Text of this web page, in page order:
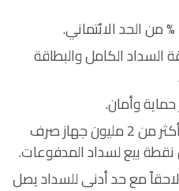
السداد الكامل والبطاقة
وأمان.
قبول عالمي للبطاقة مع أكثر من 2 مليون جهاز صرف
مع حد أدنى للسداد يصل